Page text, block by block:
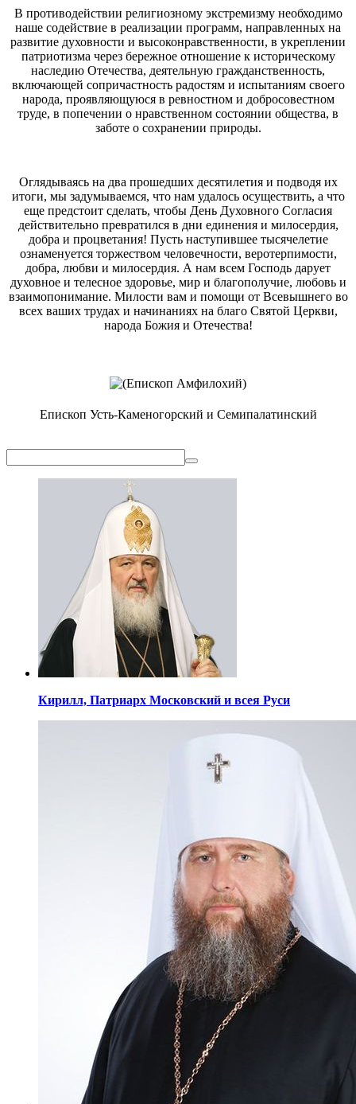
В противодействии религиозному экстремизму необходимо
наше содействие в реализации программ, направленных на
развитие духовности и высоконравственности, в укреплении
патриотизма через бережное отношение к историческому
наследию Отечества, деятельную гражданственность,
включающей сопричастность радостям и испытаниям своего
народа, проявляющуюся в ревностном и добросовестном
труде, в попечении о нравственном состоянии общества, в
заботе о сохранении природы.
Оглядываясь на два прошедших десятилетия и подводя их
итоги, мы задумываемся, что нам удалось осуществить, а что
еще предстоит сделать, чтобы День Духовного Согласия
действительно превратился в дни единения и милосердия,
добра и процветания! Пусть наступившее тысячелетие
ознаменуется торжеством человечности, веротерпимости,
добра, любви и милосердия. А нам всем Господь дарует
духовное и телесное здоровье, мир и благополучие, любовь и
взаимопонимание. Милости вам и помощи от Всевышнего во
всех ваших трудах и начинаниях на благо Святой Церкви,
народа Божия и Отечества!
Епископ Усть-Каменогорский и Семипалатинский
Кирилл, Патриарх Московский и всея Руси